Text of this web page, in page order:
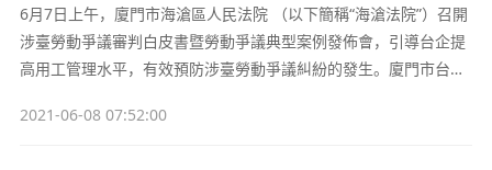
6月7日上午，廈門市海滄區人民法院 （以下簡稱“海滄法院”）召開
涉臺勞動爭議審判白皮書暨勞動爭議典型案例發佈會，引導台企提
高用工管理水平，有效預防涉臺勞動爭議糾紛的發生。廈門市台商
監察司法委主任章國炎出席發佈會，區人大代表、政協委員、台胞
2021-06-08 07:52:00